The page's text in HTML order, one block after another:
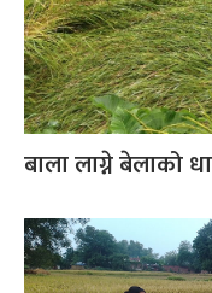
बाला लाग्ने बेलाको